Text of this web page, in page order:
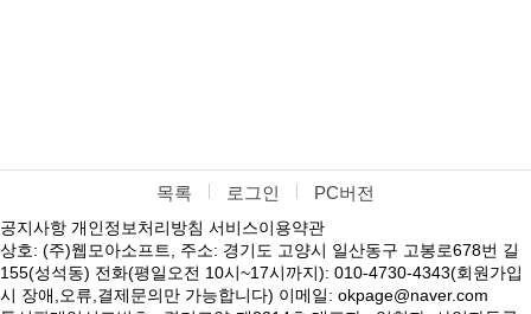
목록 로그인 PC버전
공지사항 개인정보처리방침 서비스이용약관
상호: (주)웹모아소프트, 주소: 경기도 고양시 일산동구 고봉로678번 길
155(성석동) 전화(평일오전 10시~17시까지): 010-4730-4343(회원가입
시 장애,오류,결제문의만 가능합니다) 이메일: okpage@naver.com